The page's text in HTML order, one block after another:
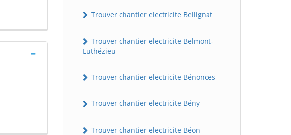
Trouver chantier electricite Bellignat
Trouver chantier electricite Belmont-
Luthézieu
Trouver chantier electricite Bénonces
Trouver chantier electricite Bény
Trouver chantier electricite Béon